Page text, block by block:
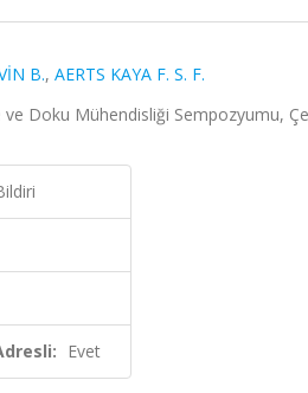
B., AERTS KAYA F. S. F.
Doku Mühendisliği Sempozyumu,
Evet